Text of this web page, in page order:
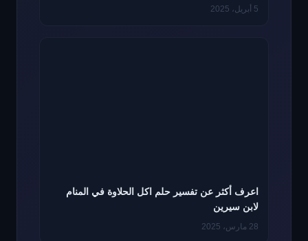
5 أبريل، 2025
اعرف أكثر عن تفسير حلم اكل الحلاوة في المنام
لابن سيرين
28 مارس، 2025